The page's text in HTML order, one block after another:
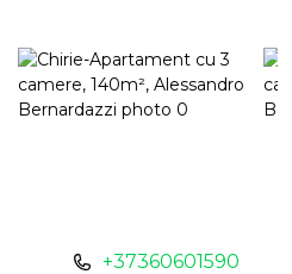
+37360601590